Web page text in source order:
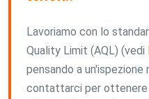
Lavoriamo con lo
Quality Limit (AQL) (vedi
pensando a
contattarci per ottenere